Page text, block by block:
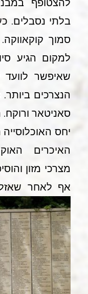
להצטופף
בלתי נסבלים.
סמוך
למקום הגיע
הנצרכים
סאניטאר
יחס
האיכרים
מצרכי מזון
אף לאחר